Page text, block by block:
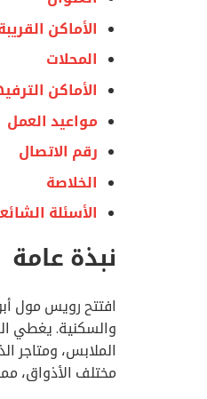
الأماكن
المحلات
الأماكن
مواعيد العمل
رقم الاتصال
الخلاصة
الأسئلة
نبذة عامة
افتتح رويس مول
الملابس، ومتاجر
مختلف الأذواق،